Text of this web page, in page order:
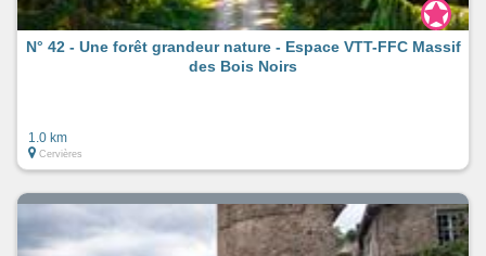
N° 42 - Une forêt grandeur nature - Espace VTT-FFC Massif
des Bois Noirs
1.0 km
Cervières